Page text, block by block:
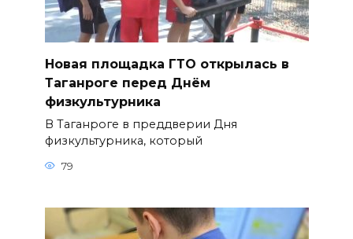
Новая площадка ГТО открылась в
Таганроге перед Днём
физкультурника
В Таганроге в преддверии Дня
физкультурника, который
79